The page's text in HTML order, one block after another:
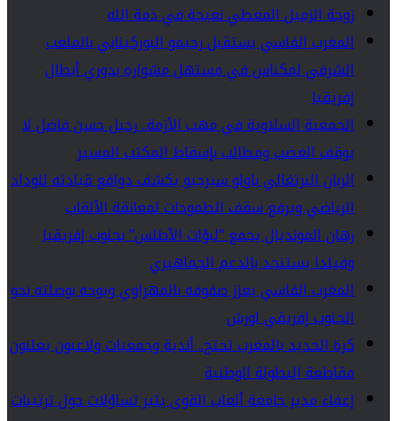
زوجة الزميل المعطي نعيجة في ذمة الله
المغرب الفاسي يستقبل رحيمو البوركينابي بالملعب
الشرفي لمكناس في مستهل مشواره بدوري أبطال
إفريقيا
الجمعية السلاوية في مهب الأزمة.. رحيل حسن فاضل لا
يوقف الغضب ومطالب بإسقاط المكتب المسير
الربان البرتغالي باولو سيرجيو يكشف دوافع قيادته للوداد
الرياضي ويرفع سقف الطموحات لمعانقة الألقاب
رهان المونديال يجمع “لبؤات الأطلس” بجنوب إفريقيا
وفيلدا يستنجد بالدعم الجماهيري
المغرب الفاسي يعزز صفوفه بالمهراوي ويوجه بوصلته نحو
الجنوب إفريقي لورش
كرة الحديد بالمغرب تحتج.. أندية وجمعيات ولاعبون يعلنون
مقاطعة البطولة الوطنية
إعفاء مدير جامعة ألعاب القوى يثير تساؤلات حول ترتيبات